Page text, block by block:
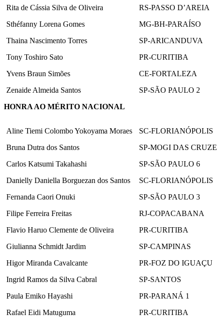
Rita de Cássia Silva de Oliveira
RS-PASSO D’AREIA
Sthéfanny Lorena Gomes
MG-BH-PARAÍSO
Thaina Nascimento Torres
SP-ARICANDUVA
Tony Toshiro Sato
PR-CURITIBA
Yvens Braun Simões
CE-FORTALEZA
Zenaide Almeida Santos
SP-SÃO PAULO 2
HONRA AO MÉRITO NACIONAL
Aline Tiemi Colombo Yokoyama Moraes
SC-FLORIANÓPOLIS
Bruna Dutra dos Santos
SP-MOGI DAS
Carlos Katsumi Takahashi
SP-SÃO PAULO 6
Danielly Daniella Borguezan dos Santos
SC-FLORIANÓPOLIS
Fernanda Caori Onuki
SP-SÃO PAULO 3
Filipe Ferreira Freitas
RJ-COPACABANA
Flavio Haruo Clemente de Oliveira
PR-CURITIBA
Giulianna Schmidt Jardim
SP-CAMPINAS
Higor Miranda Cavalcante
PR-FOZ DO IGUAÇU
Ingrid Ramos da Silva Cabral
SP-SANTOS
Paula Emiko Hayashi
PR-PARANÁ 1
Rafael Eidi Matuguma
PR-CURITIBA